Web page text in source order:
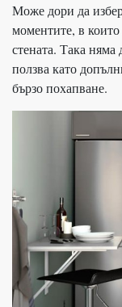
Може дори да
моментите, в
стената. Така
ползва като
бързо похапване.